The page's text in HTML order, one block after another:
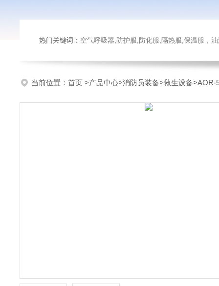
热门关键词： 空气呼吸器,防护服,防化服,隔热服,保温服，
当前位置： 首页 >产品中心>消防员装备>救生设备>AOR-